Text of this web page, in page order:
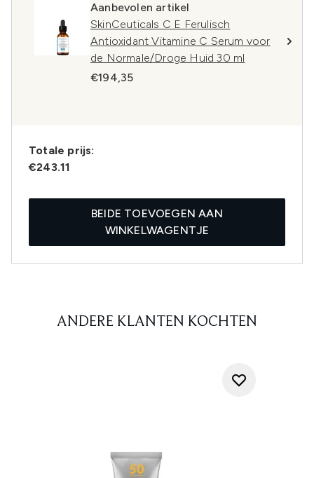
Aanbevolen artikel
SkinCeuticals C E Ferulisch
Antioxidant Vitamine C Serum voor
de Normale/Droge Huid 30 ml
€194,35
Totale prijs:
€243.11
BEIDE TOEVOEGEN AAN
WINKELWAGENTJE
ANDERE KLANTEN KOCHTEN